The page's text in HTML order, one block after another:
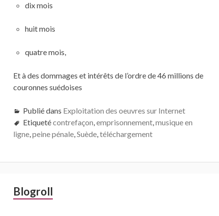
dix mois
huit mois
quatre mois,
Et à des dommages et intérêts de l’ordre de 46 millions de
couronnes suédoises
Publié dans Exploitation des oeuvres sur Internet
Etiquetécontrefaçon,emprisonnement,musique en
ligne,peine pénale,Suède,téléchargement
Barre
Blogroll